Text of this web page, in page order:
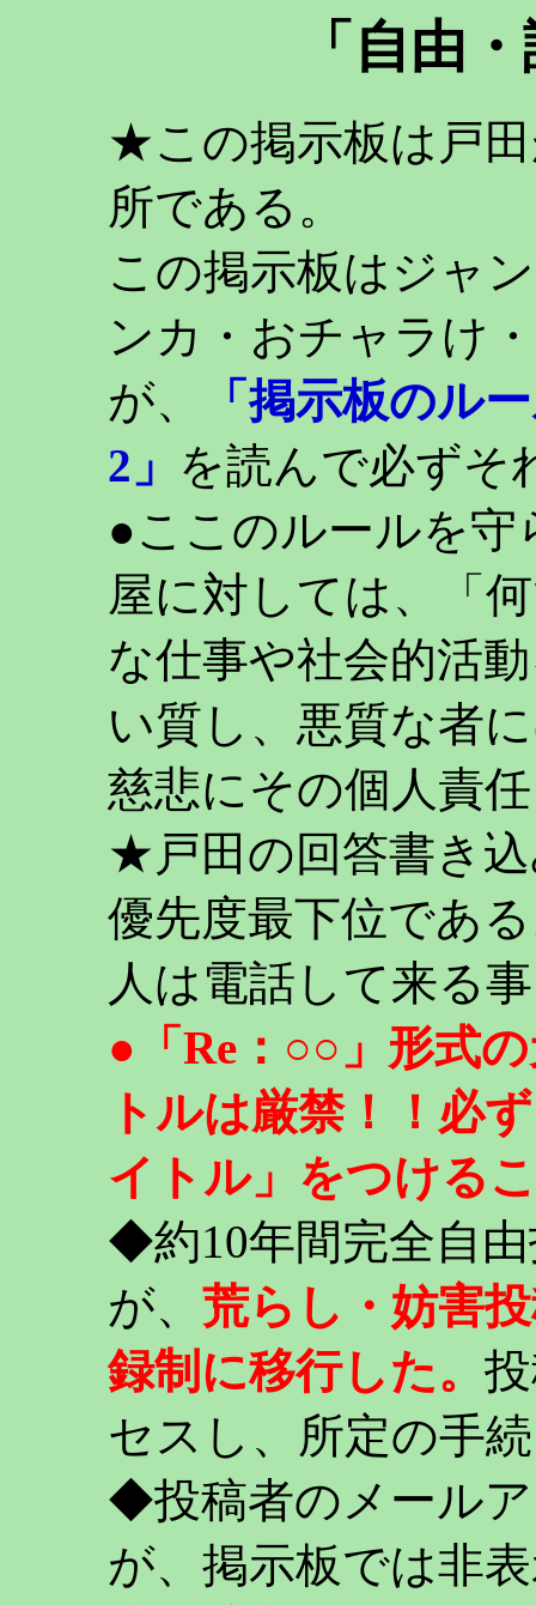
「自由
★この掲示板は戸
所である。
この掲示板はジャ
ンカ・おチャラけ
が、
「掲示板のル
2」 を読んで必ずそ
●ここのルールを守
屋に対しては、「
な仕事や社会的活
い質し、悪質な者
慈悲にその個人責
★戸田の回答書き
優先度最下位であ
人は電話して来る
●「Re：○○」形式
トルは厳禁！！必
イトル」をつける
◆約10年間完全自
が、 荒らし・妨害
録制に移行した。
セスし、所定の手
◆投稿者のメール
が、掲示板では非